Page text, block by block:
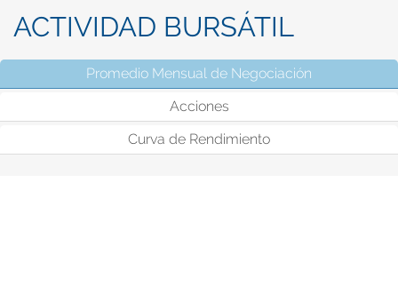
ACTIVIDAD BURSÁTIL
Promedio Mensual de Negociación
Acciones
Curva de Rendimiento